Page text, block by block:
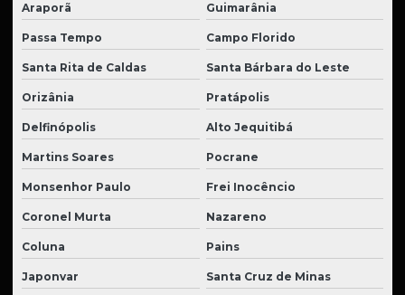
Araporã Guimarânia
Passa Tempo Campo Florido
Santa Rita de Caldas Santa Bárbara do Leste
Orizânia Pratápolis
Delfinópolis Alto Jequitibá
Martins Soares Pocrane
Monsenhor Paulo Frei Inocêncio
Coronel Murta Nazareno
Coluna Pains
Japonvar Santa Cruz de Minas